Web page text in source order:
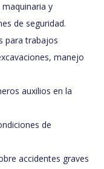
y
de seguridad.
para trabajos
manejo
auxilios en la
de
accidentes graves